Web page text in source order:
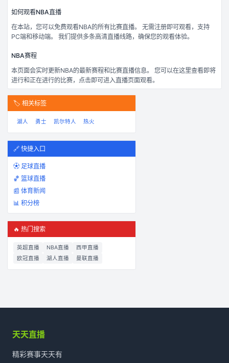
如何观看NBA直播
在本站，您可以免费观看NBA的所有比赛直播。 无需注册即可观看，支持
PC端和移动端。 我们提供多条高清直播线路，确保您的观看体验。
NBA赛程
本页面会实时更新NBA的最新赛程和比赛直播信息。 您可以在这里查看即将
进行和正在进行的比赛，点击即可进入直播页面观看。
🏷️ 相关标签
湖人 勇士 凯尔特人 热火
🔗 快捷入口
⚽ 足球直播
🏀 篮球直播
📰 体育新闻
📊 积分榜
🔥 热门搜索
英超直播 NBA直播
西甲直播
欧冠直播
湖人直播 曼联直播
天天直播
精彩赛事天天有